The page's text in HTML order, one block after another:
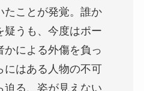
たことが発覚。誰か
疑うも、今度はポー
かによる外傷を負っ
にはある人物の不可
る、姿が見えない